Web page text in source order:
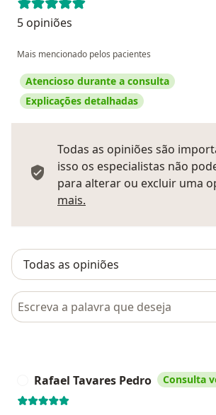
5 opiniões
Mais mencionado pelos pacientes
Atencioso durante a consulta
Explicações detalhadas
Todas as opiniões são
isso os especialistas não
para alterar ou excluir uma
mais.
Pesquisar em opiniões
Rafael Tavares Pedro Consulta